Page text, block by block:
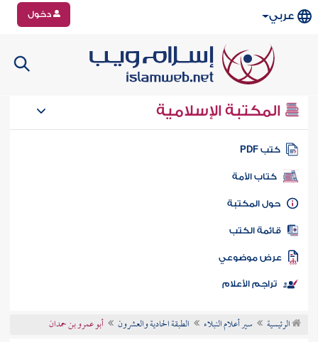
عربي دخول
المكتبة الإسلامية
كتب PDF
كتاب الأمة
المكتبة
الكتب
موضوعي
تراجم الأعلام
الرئيسية سير أعلام النبلاء الطبقة الحادية والعشرون أبو عمرو بن حمدان